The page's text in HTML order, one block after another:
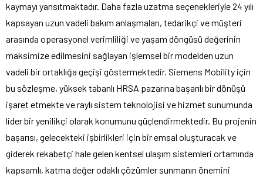
kaymayı yansıtmaktadır. Daha fazla uzatma seçenekleriyle 24 yılı
kapsayan uzun vadeli bakım anlaşmaları, tedarikçi ve müşteri
arasında operasyonel verimliliği ve yaşam döngüsü değerinin
maksimize edilmesini sağlayan işlemsel bir modelden uzun
vadeli bir ortaklığa geçişi göstermektedir. Siemens Mobility için
bu sözleşme, yüksek tabanlı HRSA pazarına başarılı bir dönüşü
işaret etmekte ve raylı sistem teknolojisi ve hizmet sunumunda
lider bir yenilikçi olarak konumunu güçlendirmektedir. Bu projenin
başarısı, gelecekteki işbirlikleri için bir emsal oluşturacak ve
giderek rekabetçi hale gelen kentsel ulaşım sistemleri ortamında
kapsamlı, katma değer odaklı çözümler sunmanın önemini